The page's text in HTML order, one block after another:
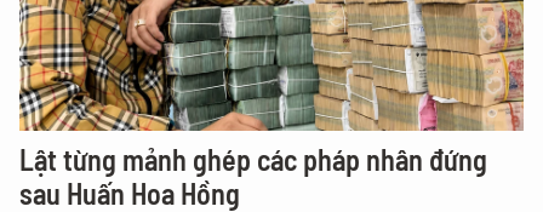
Lật từng mảnh ghép các pháp nhân đứng
sau Huấn Hoa Hồng